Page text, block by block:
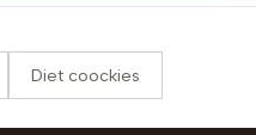
Diet coockies